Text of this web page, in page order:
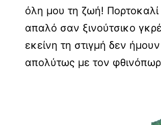
όλη μου τη ζωή!
απαλό σαν ξινούτσικο
εκείνη τη στιγμή δεν
απολύτως με τον